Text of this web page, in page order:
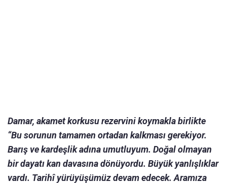
Damar, akamet korkusu rezervini koymakla birlikte
“Bu sorunun tamamen ortadan kalkması gerekiyor.
Barış ve kardeşlik adına umutluyum. Doğal olmayan
bir dayatı kan davasına dönüyordu. Büyük yanlışlıklar
vardı. Tarihî yürüyüşümüz devam edecek. Aramıza